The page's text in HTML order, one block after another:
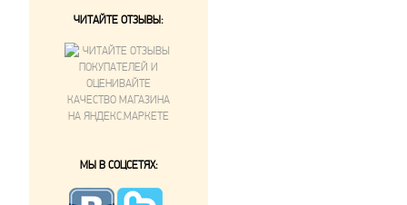
ЧИТАЙТЕ ОТЗЫВЫ:
МЫ В СОЦСЕТЯХ: